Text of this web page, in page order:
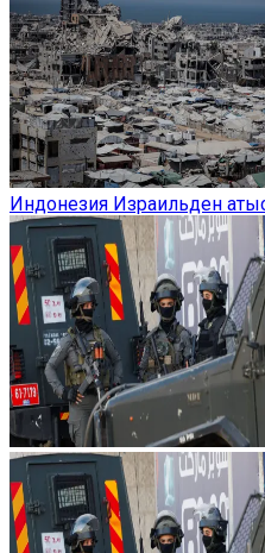
Индонезия Израильден